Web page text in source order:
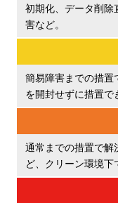
初期化、データ削除
害など。
簡易障害までの措置
を開封せずに措置で
通常までの措置で解
ど、クリーン環境下